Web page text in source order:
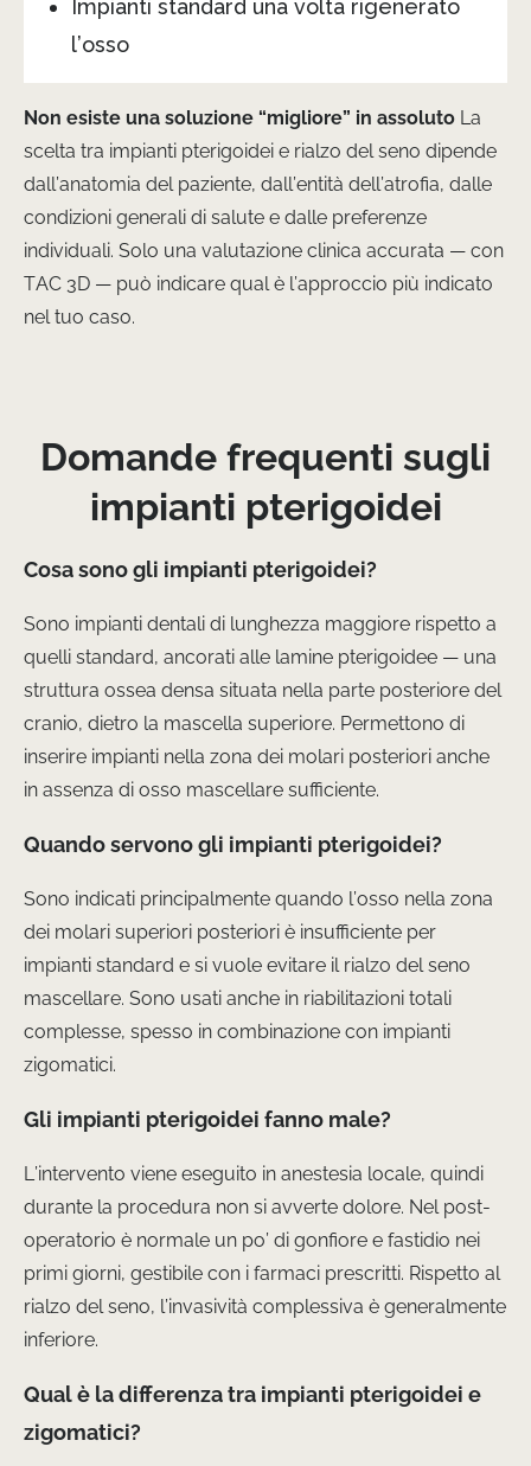
Impianti standard una volta rigenerato
l’osso
Non esiste una soluzione “migliore” in assoluto La
scelta tra impianti pterigoidei e rialzo del seno dipende
dall’anatomia del paziente, dall’entità dell’atrofia, dalle
condizioni generali di salute e dalle preferenze
individuali. Solo una valutazione clinica accurata — con
TAC 3D — può indicare qual è l’approccio più indicato
nel tuo caso.
Domande frequenti sugli
impianti pterigoidei
Cosa sono gli impianti pterigoidei?
Sono impianti dentali di lunghezza maggiore rispetto a
quelli standard, ancorati alle lamine pterigoidee — una
struttura ossea densa situata nella parte posteriore del
cranio, dietro la mascella superiore. Permettono di
inserire impianti nella zona dei molari posteriori anche
in assenza di osso mascellare sufficiente.
Quando servono gli impianti pterigoidei?
Sono indicati principalmente quando l’osso nella zona
dei molari superiori posteriori è insufficiente per
impianti standard e si vuole evitare il rialzo del seno
mascellare. Sono usati anche in riabilitazioni totali
complesse, spesso in combinazione con impianti
zigomatici.
Gli impianti pterigoidei fanno male?
L’intervento viene eseguito in anestesia locale, quindi
durante la procedura non si avverte dolore. Nel post-
operatorio è normale un po’ di gonfiore e fastidio nei
primi giorni, gestibile con i farmaci prescritti. Rispetto al
rialzo del seno, l’invasività complessiva è generalmente
inferiore.
Qual è la differenza tra impianti pterigoidei e
zigomatici?